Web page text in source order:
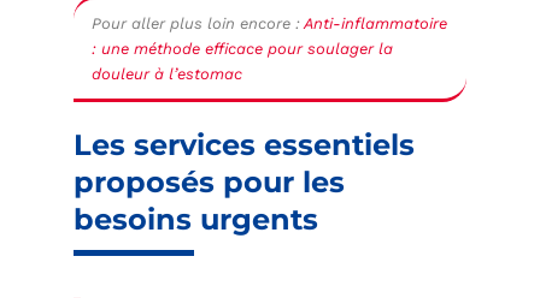
Pour aller plus loin encore :Anti-inflammatoire
: une méthode efficace pour soulager la
douleur à l’estomac
Les services essentiels
proposés pour les
besoins urgents